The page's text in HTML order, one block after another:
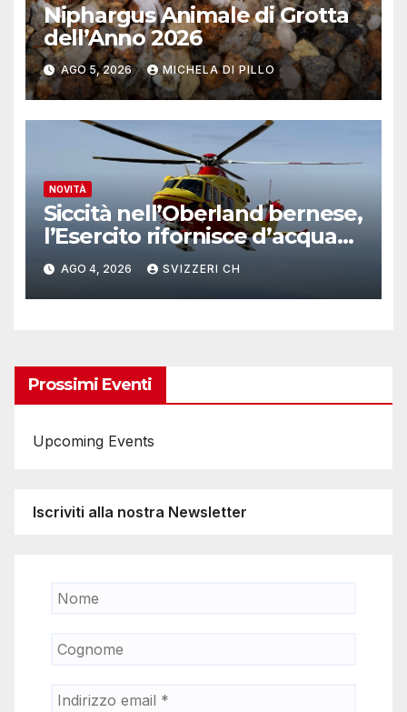
Niphargus Animale di Grotta
dell’Anno 2026
AGO 5, 2026 MICHELA DI PILLO
NOVITÀ
Siccità nell’Oberland bernese,
l’Esercito rifornisce d’acqua
due alpeggi
AGO 4, 2026 SVIZZERI CH
Prossimi Eventi
Upcoming Events
Iscriviti alla nostra Newsletter